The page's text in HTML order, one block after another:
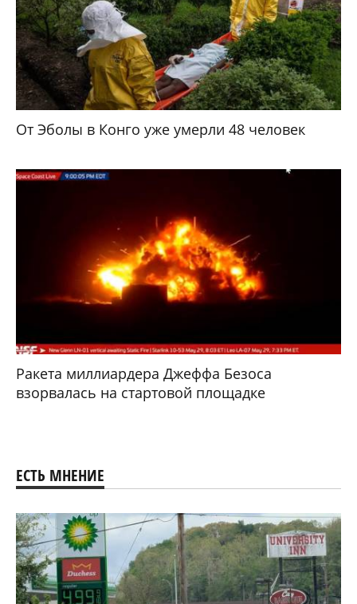
От Эболы в Конго уже умерли 48 человек
Ракета миллиардера Джеффа Безоса
взорвалась на стартовой площадке
ЕСТЬ МНЕНИЕ